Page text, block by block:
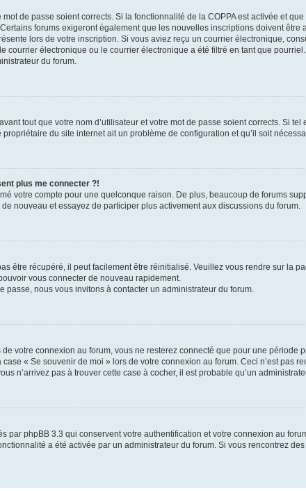
de passe soient corrects. Si la fonctionnalité de la COPPA est activée et
forums exigeront également que les nouvelles inscriptions doivent
lors de votre inscription. Si vous aviez reçu un courrier électronique,
courrier électronique ou le courrier électronique a été filtré en tant que
du forum.
tout que votre nom d’utilisateur et votre mot de passe soient corrects. Si
du site internet ait un problème de configuration et qu’il soit
plus me connecter ?!
votre compte pour une quelconque raison. De plus, beaucoup de forums
nouveau et essayez de participer plus activement aux discussions du forum.
être récupéré, il peut facilement être réinitialisé. Veuillez vous rendre sur la
vous connecter de nouveau rapidement.
nous vous invitons à contacter un administrateur du forum.
votre connexion au forum, vous ne resterez connecté que pour une période
« Se souvenir de moi » lors de votre connexion au forum. Ceci n’est pas
n’arrivez pas à trouver cette case à cocher, il est probable qu’un
par phpBB 3.3 qui conservent votre authentification et votre connexion au
a été activée par un administrateur du forum. Si vous rencontrez